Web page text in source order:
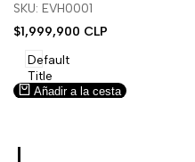
deseos.
SKU: EVH0001
Precio
venta
$1,999,900 CLP
Default
Title
Añadir a la cesta